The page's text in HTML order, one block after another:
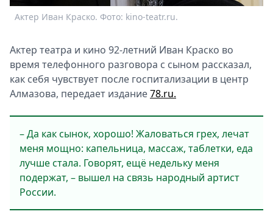
2026
Скачай
Актер Иван Краско. Фото: kino-teatr.ru.
Актер театра и кино 92-летний Иван Краско во
время телефонного разговора с сыном рассказал,
как себя чувствует после госпитализации в центр
Алмазова, передает издание78.ru.
– Да как сынок, хорошо! Жаловаться грех, лечат
меня мощно: капельница, массаж, таблетки, еда
лучше стала. Говорят, ещё недельку меня
подержат, – вышел на связь народный артист
России.